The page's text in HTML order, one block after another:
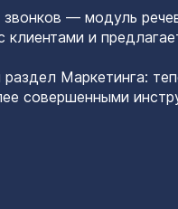
— модуль
и
Маркетинга:
совершенными